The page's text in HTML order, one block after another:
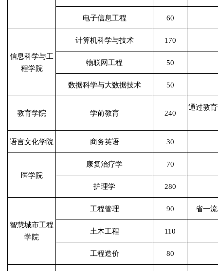
电子信息工程 60
信息科学与工
程学院
计算机科学与技术 170
物联网工程 50
数据科学与大数据技术 50
教育学院 学前教育 240
通过教
语言文化学院 商务英语 30
医学院
康复治疗学 70
护理学 280
智慧城市工程
学院
工程管理 90 省一
土木工程 110
工程造价 80